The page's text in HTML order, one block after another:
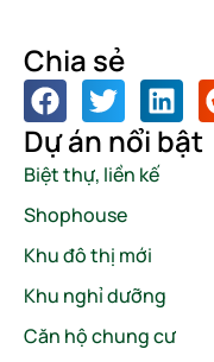
Chia sẻ
Dự án nổi bật
Biệt thự, liền kế
Shophouse
Khu đô thị mới
Khu nghỉ dưỡng
Căn hộ chung cư